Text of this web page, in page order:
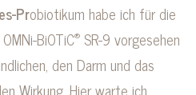
Probiotikum habe ich für die
BiOTiC® SR-9 vorgesehen
den Darm und das
Wirkung. Hier warte ich